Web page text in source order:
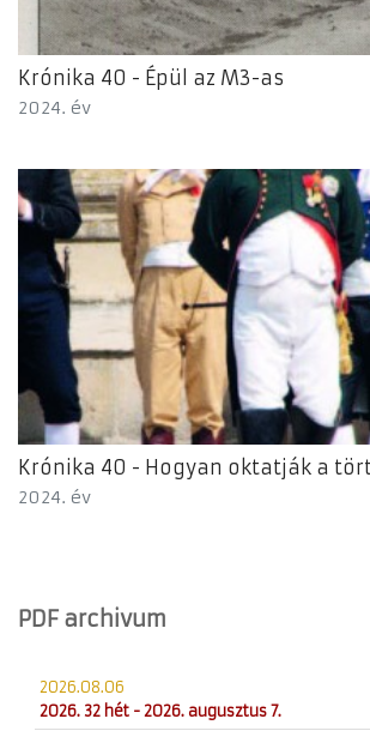
Krónika 40 - Épül az M3-as
2024. év
Krónika 40 - Hogyan oktatják a
2024. év
PDF archivum
2026.08.06
2026. 32 hét - 2026. augusztus 7.